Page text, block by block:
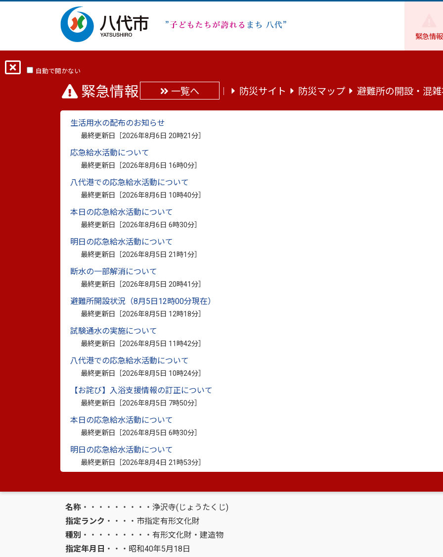
緊急情報
自動で開かない
緊急情報 一覧へ 防災サイト 防災マップ 避難所の開設・混
生活用水の配布のお知らせ
最終更新日［2026年8月6日 20時21分
応急給水活動について
最終更新日［2026年8月6日 16時0分
八代港での応急給水活動について
最終更新日［2026年8月6日 10時40分
本日の応急給水活動について
最終更新日［2026年8月6日 6時30分
明日の応急給水活動について
最終更新日［2026年8月5日 21時1分
断水の一部解消について
最終更新日［2026年8月5日 20時41分
避難所開設状況（8月5日12時00分現在）
最終更新日［2026年8月5日 12時18分
試験通水の実施について
最終更新日［2026年8月5日 11時42分
八代港での応急給水活動について
最終更新日［2026年8月5日 10時24分
【お詫び】入浴支援情報の訂正について
最終更新日［2026年8月5日 7時50分
本日の応急給水活動について
最終更新日［2026年8月5日 6時30分
明日の応急給水活動について
最終更新日［2026年8月4日 21時53分
浄沢寺本堂(市指定)
最終更新日：2011年8月26日 印刷
所在地・・・八代市古閑中町
浄沢寺は、もともと五家荘の緒方一族の菩提を弔うために片野
川にあった成願寺が、古閑村に移り、寛永3年（1626）に浄沢寺
と改められ再興されたものです。
本堂はもともと加藤清正が嫡男・忠正の菩提所として妙見町に
建てた本成寺の本堂です。
その後、細川三斎が八代城の出丸に泰勝院（後の泰巌寺）を建
てる際にこの建物を所望したので、これを奉納しました。
その後明治9年（1876）に泰巌寺が廃された際、落雷により本堂を失った浄沢寺が、この本堂を買い取
地に移築しました。
代拝の間」その右奥が「書院」、前方に「御代番御番頭の座」、左側2室は「家臣の座」と定められてい
です。
名称 ・・・・・・・・・浄沢寺(じょうたくじ)
指定ランク ・・・・市指定有形文化財
種別 ・・・・・・・・・有形文化財・建造物
指定年月日 ・・・昭和40年5月18日